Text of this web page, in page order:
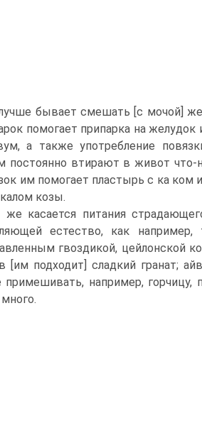
бывает смешать [с мочой]
помогает припарка на
а также употребление
постоянно втирают в живот что-
им помогает пластырь с ка ком
козы.
же касается питания
естество, как
гвоздикой, цейлонской
[им подходит] сладкий гранат;
примешивать, например, горчицу,